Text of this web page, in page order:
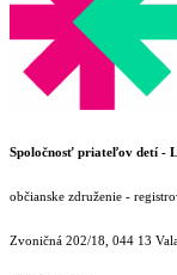
Spoločnosť priateľov detí -
občianske združenie -
Zvoničná 202/18, 044 13